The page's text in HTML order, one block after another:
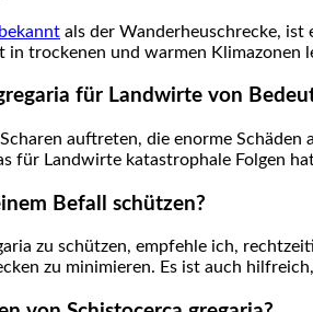
⁤als der Wanderheuschrecke, ist
in trockenen und warmen Klimazonen
für Landwirte von
auftreten, die enorme
für Landwirte katastrophale ‌Folgen
Befall ‌schützen?
zu schützen, empfehle ich,
zu minimieren. Es ist auch